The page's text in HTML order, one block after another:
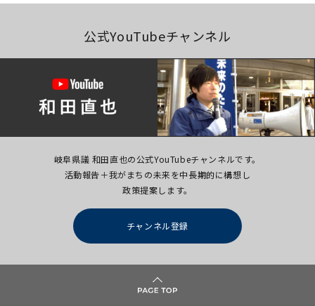
公式YouTubeチャンネル
岐阜県議 和田直也の公式YouTubeチャンネルです。
活動報告＋我がまちの未来を中長期的に構想し
政策提案します。
チャンネル登録